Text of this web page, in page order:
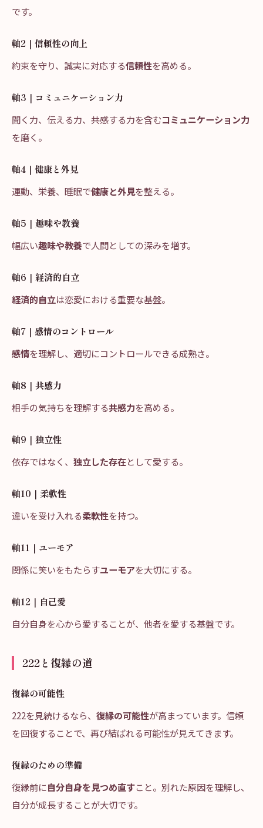
です。
軸2｜信頼性の向上
約束を守り、誠実に対応する信頼性を高める。
軸3｜コミュニケーション力
聞く力、伝える力、共感する力を含むコミュニケーション力
を磨く。
軸4｜健康と外見
運動、栄養、睡眠で健康と外見を整える。
軸5｜趣味や教養
幅広い趣味や教養で人間としての深みを増す。
軸6｜経済的自立
経済的自立は恋愛における重要な基盤。
軸7｜感情のコントロール
感情を理解し、適切にコントロールできる成熟さ。
軸8｜共感力
相手の気持ちを理解する共感力を高める。
軸9｜独立性
依存ではなく、 独立した存在として愛する。
軸10｜柔軟性
違いを受け入れる柔軟性を持つ。
軸11｜ユーモア
関係に笑いをもたらすユーモアを大切にする。
軸12｜自己愛
自分自身を心から愛することが、他者を愛する基盤です。
222と復縁の道
復縁の可能性
222を見続けるなら、 復縁の可能性が高まっています。信頼
を回復することで、再び結ばれる可能性が見えてきます。
復縁のための準備
復縁前に自分自身を見つめ直すこと。別れた原因を理解し、
自分が成長することが大切です。